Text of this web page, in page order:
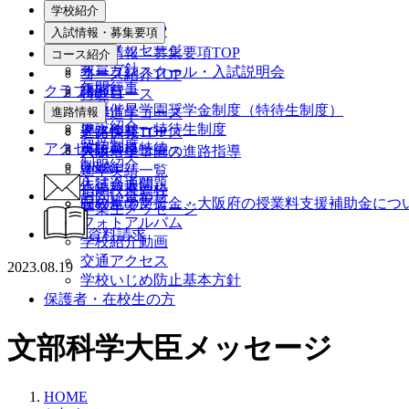
学校紹介
学校紹介TOP
校長メッセージ
教育方針
年間行事
沿革
施設紹介
留学制度
制服紹介
生徒会通信
在校生の声
フォトアルバム
学校紹介動画
交通アクセス
学校いじめ防止基本方針
入試情報・募集要項
入試情報・募集要項TOP
オープンスクール・入試説明会
諸経費
大阪偕星学園奨学金制度（特待生制度）
ファミリー特待生制度
英語資格特待
Q&A
入試過去問題
国の就学支援金・大阪府の授業料支援補助金につ
コース紹介
コース紹介TOP
特進コース
文理進学コース
進路探究コース
スポーツコース
クラブ紹介
進路情報
進路情報TOP
大阪偕星学園の進路指導
進学実績一覧
指定校推薦枠
卒業生メッセージ
アクセス
お問い合わせ
資料請求
2023.08.19
保護者・在校生の方
文部科学大臣メッセージ
HOME